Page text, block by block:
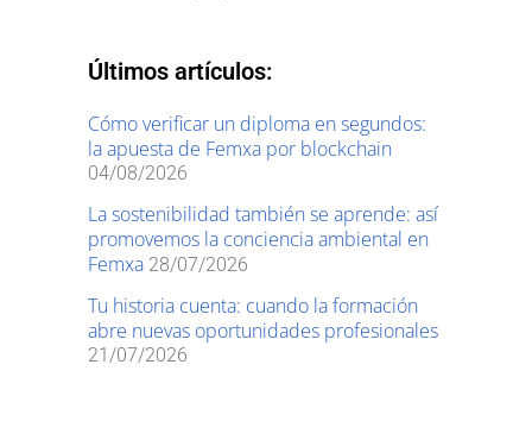
Últimos artículos:
Cómo verificar un diploma en segundos:
la apuesta de Femxa por blockchain
04/08/2026
La sostenibilidad también se aprende: así
promovemos la conciencia ambiental en
Femxa 28/07/2026
Tu historia cuenta: cuando la formación
abre nuevas oportunidades profesionales
21/07/2026